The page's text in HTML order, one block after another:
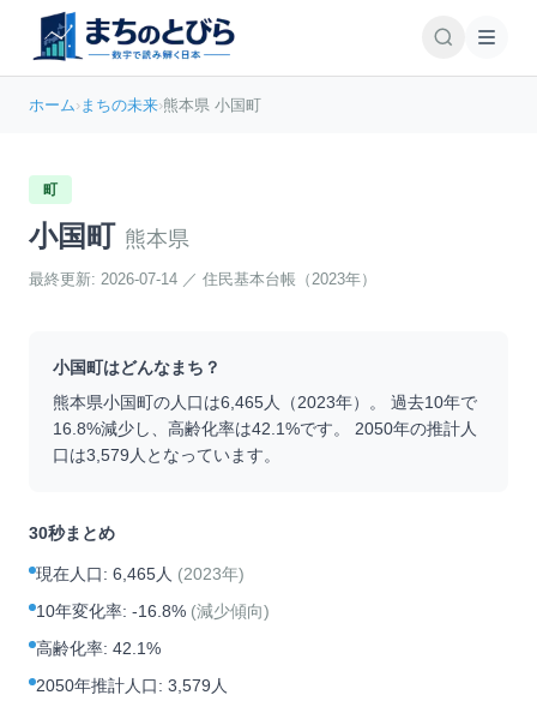
ホーム›まちの未来›熊本県 小国町
町
小国町 熊本県
最終更新: 2026-07-14 ／ 住民基本台帳（2023年）
小国町はどんなまち？
熊本県小国町の人口は6,465人（2023年）。 過去10年で
16.8%減少し、高齢化率は42.1%です。 2050年の推計人
口は3,579 人となっています。
30秒まとめ
現在人口: 6,465人 (2023年)
10年変化率: -16.8% (減少傾向)
高齢化率: 42.1%
2050年推計人口: 3,579人